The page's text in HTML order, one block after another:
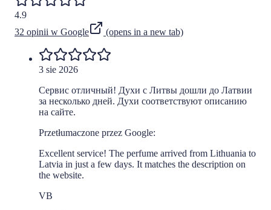
4.9
32 opinii w Google
(opens in a new tab)
3 sie 2026
Сервис отличный! Духи с Литвы дошли до Латвии
за несколько дней. Духи соответствуют описанию
на сайте.
Przetłumaczone przez Google:
Excellent service! The perfume arrived from Lithuania to
Latvia in just a few days. It matches the description on
the website.
VВ